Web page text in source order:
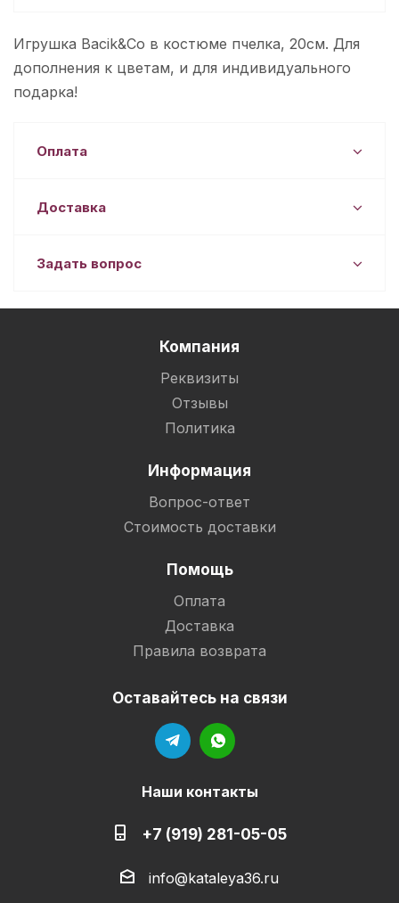
Игрушка Bacik&Co в костюме пчелка, 20см. Для
дополнения к цветам, и для индивидуального
подарка!
Оплата
Доставка
Задать вопрос
Компания
Реквизиты
Отзывы
Политика
Информация
Вопрос-ответ
Стоимость доставки
Помощь
Оплата
Доставка
Правила возврата
Оставайтесь на связи
Наши контакты
+7 (919) 281-05-05
info@kataleya36.ru